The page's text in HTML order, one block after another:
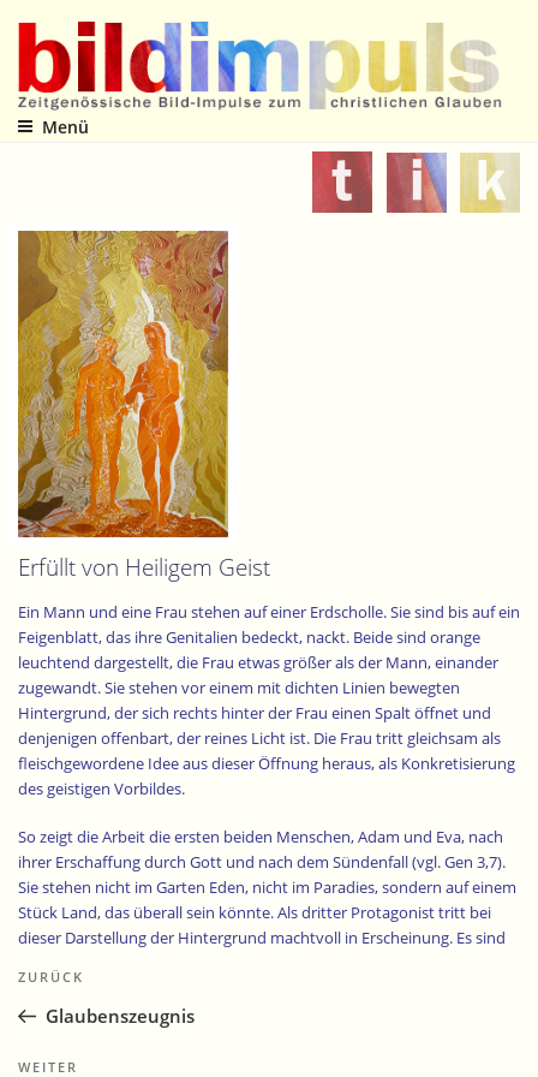
Inhalt
springen
Zeitgenössische Bild-Impulse zum christlichen Glauben
Menü
Erfüllt von Heiligem Geist
Ein Mann und eine Frau stehen auf einer Erdscholle. Sie sind bis auf ein
Feigenblatt, das ihre Genitalien bedeckt, nackt. Beide sind orange
leuchtend dargestellt, die Frau etwas größer als der Mann, einander
zugewandt. Sie stehen vor einem mit dichten Linien bewegten
Hintergrund, der sich rechts hinter der Frau einen Spalt öffnet und
denjenigen offenbart, der reines Licht ist. Die Frau tritt gleichsam als
fleischgewordene Idee aus dieser Öffnung heraus, als Konkretisierung
des geistigen Vorbildes.
So zeigt die Arbeit die ersten beiden Menschen, Adam und Eva, nach
ihrer Erschaffung durch Gott und nach dem Sündenfall (vgl. Gen 3,7).
Sie stehen nicht im Garten Eden, nicht im Paradies, sondern auf einem
Stück Land, das überall sein könnte. Als dritter Protagonist tritt bei
dieser Darstellung der Hintergrund machtvoll in Erscheinung. Es sind
und braunen Farbfeldern über die beiden zu ergießen scheinen, wobei
der dunkelrote Bereich durchaus als Symbol für die Dreifaltigkeit
Beitragsnavigation
Vorheriger
Beitrag
ZURÜCK
Glaubenszeugnis
Nächster
WEITER